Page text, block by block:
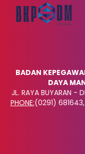
BADAN
DAYA
JL. RAYA BUYARAN -
PHONE:(0291)